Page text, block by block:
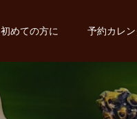
初めての方に 予約カレ